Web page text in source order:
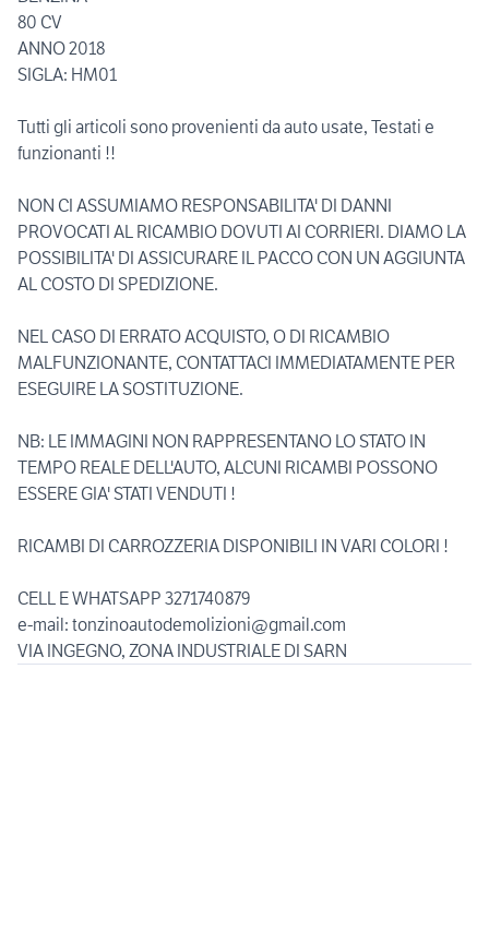
80 CV
ANNO 2018
SIGLA: HM01
Tutti gli articoli sono provenienti da auto usate, Testati e
funzionanti !!
NON CI ASSUMIAMO RESPONSABILITA' DI DANNI
PROVOCATI AL RICAMBIO DOVUTI AI CORRIERI. DIAMO LA
POSSIBILITA' DI ASSICURARE IL PACCO CON UN AGGIUNTA
AL COSTO DI SPEDIZIONE.
NEL CASO DI ERRATO ACQUISTO, O DI RICAMBIO
MALFUNZIONANTE, CONTATTACI IMMEDIATAMENTE PER
ESEGUIRE LA SOSTITUZIONE.
NB: LE IMMAGINI NON RAPPRESENTANO LO STATO IN
TEMPO REALE DELL'AUTO, ALCUNI RICAMBI POSSONO
ESSERE GIA' STATI VENDUTI !
RICAMBI DI CARROZZERIA DISPONIBILI IN VARI COLORI !
CELL E WHATSAPP 3271740879
e-mail: tonzinoautodemolizioni@gmail.com
VIA INGEGNO, ZONA INDUSTRIALE DI SARN